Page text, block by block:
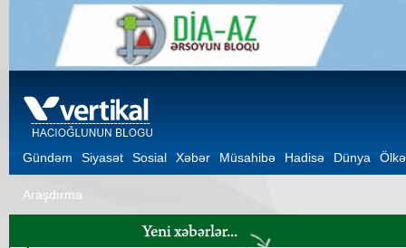
Gündəm Siyasət Sosial Xəbər Müsahibə Hadisə Dünya Ölkə
Araşdırma